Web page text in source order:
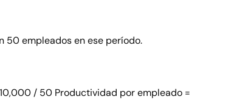
50 empleados en ese período.
/ 50 Productividad por empleado =